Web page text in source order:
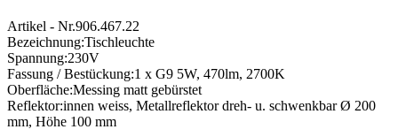
Artikel - Nr.906.467.22
Bezeichnung:Tischleuchte
Spannung:230V
Fassung / Bestückung:1 x G9 5W, 470lm, 2700K
Oberfläche:Messing matt gebürstet
Reflektor:innen weiss, Metallreflektor dreh- u. schwenkbar Ø 200
mm, Höhe 100 mm